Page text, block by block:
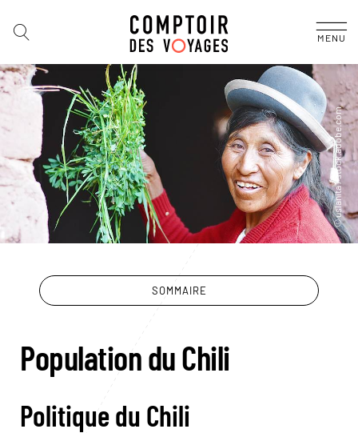
MENU
SOMMAIRE
Population du Chili
Politique du Chili